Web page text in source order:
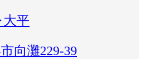
平
向灘229-39